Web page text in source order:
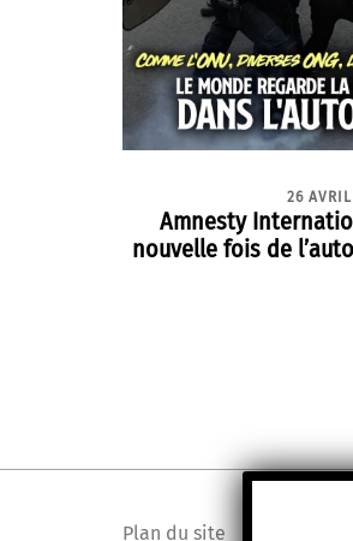
26
Amnesty
nouvelle fois de
Plan du site